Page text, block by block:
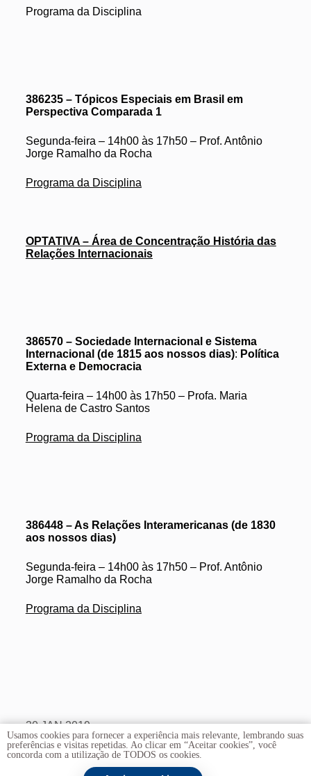
Programa da Disciplina
386235 – Tópicos Especiais em Brasil em
Perspectiva Comparada 1
Segunda-feira – 14h00 às 17h50 – Prof. Antônio
Jorge Ramalho da Rocha
Programa da Disciplina
OPTATIVA – Área de Concentração História das
Relações Internacionais
386570 – Sociedade Internacional e Sistema
Internacional (de 1815 aos nossos dias): Política
Externa e Democracia
Quarta-feira – 14h00 às 17h50 – Profa. Maria
Helena de Castro Santos
Programa da Disciplina
386448 – As Relações Interamericanas (de 1830
aos nossos dias)
Segunda-feira – 14h00 às 17h50 – Prof. Antônio
Jorge Ramalho da Rocha
Programa da Disciplina
30 JAN 2019
Usamos cookies para fornecer a experiência mais relevante, lembrando suas
preferências e visitas repetidas. Ao clicar em “Aceitar cookies”, você
concorda com a utilização de TODOS os cookies.